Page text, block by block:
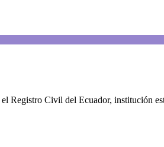
Registro Civil del Ecuador, institución